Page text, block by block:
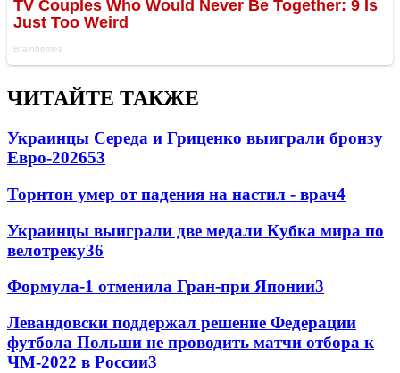
ЧИТАЙТЕ ТАКЖЕ
Украинцы Середа и Гриценко выиграли бронзу
Евро-202653
Торнтон умер от падения на настил - врач4
Украинцы выиграли две медали Кубка мира по
велотреку36
Формула-1 отменила Гран-при Японии3
Левандовски поддержал решение Федерации
футбола Польши не проводить матчи отбора к
ЧМ-2022 в России3